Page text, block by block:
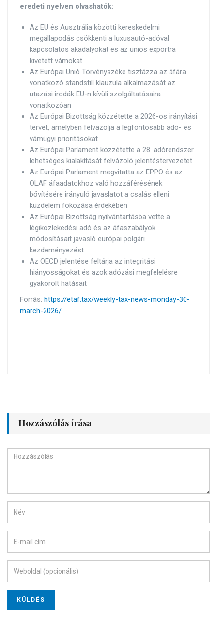
eredeti nyelven olvashatók:
Az EU és Ausztrália közötti kereskedelmi
megállapodás csökkenti a luxusautó-adóval
kapcsolatos akadályokat és az uniós exportra
kivetett vámokat
Az Európai Unió Törvényszéke tisztázza az áfára
vonatkozó standstill klauzula alkalmazását az
utazási irodák EU-n kívüli szolgáltatásaira
vonatkozóan
Az Európai Bizottság közzétette a 2026-os irányítási
tervet, amelyben felvázolja a legfontosabb adó- és
vámügyi prioritásokat
Az Európai Parlament közzétette a 28. adórendszer
lehetséges kialakítását felvázoló jelentéstervezetet
Az Európai Parlament megvitatta az EPPO és az
OLAF áfaadatokhoz való hozzáférésének
bővítésére irányuló javaslatot a csalás elleni
küzdelem fokozása érdekében
Az Európai Bizottság nyilvántartásba vette a
légiközlekedési adó és az áfaszabályok
módosításait javasló európai polgári
kezdeményezést
Az OECD jelentése feltárja az integritási
hiányosságokat és azok adózási megfelelésre
gyakorolt hatásait
Forrás: https://etaf.tax/weekly-tax-news-monday-30-
march-2026/
Hozzászólás írása